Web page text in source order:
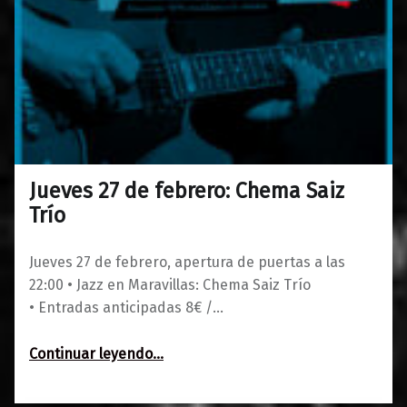
Jueves 27 de febrero: Chema Saiz
Trío
Jueves 27 de febrero, apertura de puertas a las
22:00 • Jazz en Maravillas: Chema Saiz Trío
• Entradas anticipadas 8€ /…
Continuar leyendo“Jueves 27 de febrero: Chema Saiz Trío”
…
13/02/2020
0
Maravillas